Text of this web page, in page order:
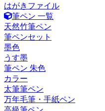
はがきファイル
筆ペン 一覧
天然竹筆ペン
筆ペンセット
墨色
うす墨
筆ペン 朱色
カラー
太筆筆ペン
万年毛筆・手紙ペン